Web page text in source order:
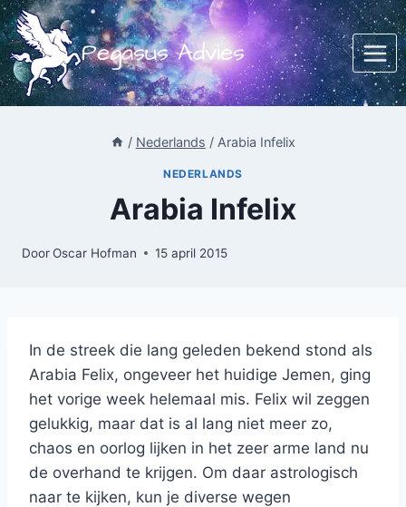
Doorgaan
naar
inhoud
Pegasus Advies
/ Nederlands / Arabia Infelix
NEDERLANDS
Arabia Infelix
DoorOscar Hofman 15 april 2015
In de streek die lang geleden bekend stond als
Arabia Felix, ongeveer het huidige Jemen, ging
het vorige week helemaal mis. Felix wil zeggen
gelukkig, maar dat is al lang niet meer zo,
chaos en oorlog lijken in het zeer arme land nu
de overhand te krijgen. Om daar astrologisch
naar te kijken, kun je diverse wegen